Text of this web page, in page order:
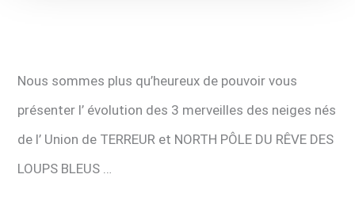
Nous sommes plus qu’heureux de pouvoir vous
présenter l’ évolution des 3 merveilles des neiges nés
de l’ Union de TERREUR et NORTH PÔLE DU RÊVE DES
LOUPS BLEUS …